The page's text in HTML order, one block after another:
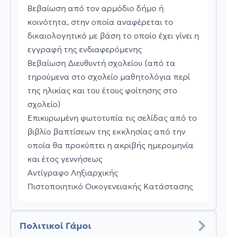
Βεβαίωση από τον αρμόδιο δήμο ή
κοινότητα, στην οποία αναφέρεται το
δικαιολογητικό με βάση το οποίο έχει γίνει η
εγγραφή της ενδιαφερόμενης
Βεβαίωση Διευθυντή σχολείου (από τα
τηρούμενα στο σχολείο μαθητολόγια περί
της ηλικίας και του έτους φοίτησης στο
σχολείο)
Επικυρωμένη φωτοτυπία τις σελίδας από το
βιβλίο βαπτίσεων της εκκλησίας από την
οποία θα προκύπτει η ακριβής ημερομηνία
και έτος γεννήσεως
Αντίγραφο Ληξιαρχικής
Πιστοποιητικό Οικογενειακής Κατάστασης
Πολιτικοί Γάμοι